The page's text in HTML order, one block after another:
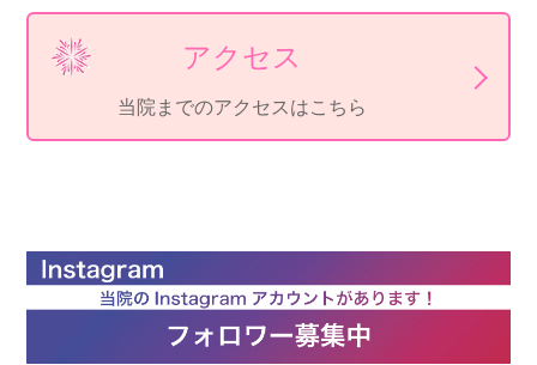
アクセス
当院までのアクセスはこちら